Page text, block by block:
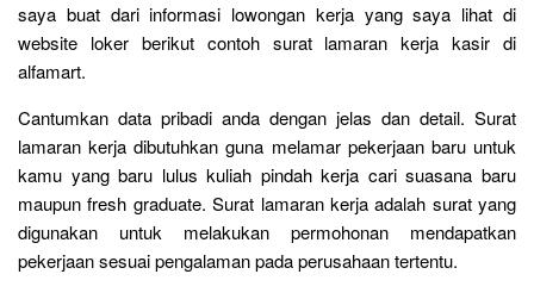
saya buat dari informasi lowongan kerja yang saya lihat di
website loker berikut contoh surat lamaran kerja kasir di
alfamart.
Cantumkan data pribadi anda dengan jelas dan detail. Surat
lamaran kerja dibutuhkan guna melamar pekerjaan baru untuk
kamu yang baru lulus kuliah pindah kerja cari suasana baru
maupun fresh graduate. Surat lamaran kerja adalah surat yang
digunakan untuk melakukan permohonan mendapatkan
pekerjaan sesuai pengalaman pada perusahaan tertentu.